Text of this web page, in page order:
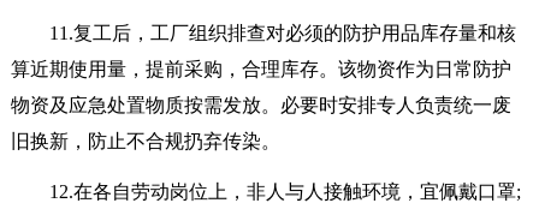
11.复工后，工厂组织排查对必须的防护用品库存量和核
算近期使用量，提前采购，合理库存。该物资作为日常防护
物资及应急处置物质按需发放。必要时安排专人负责统一废
旧换新，防止不合规扔弃传染。
12.在各自劳动岗位上，非人与人接触环境，宜佩戴口罩;